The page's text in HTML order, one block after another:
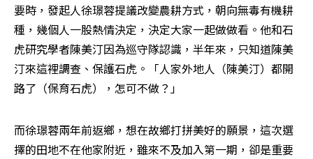
要時，發起人徐璟蓉提議改變農耕方式，朝向無毒有機耕
種，幾個人一股熱情決定，決定大家一起做做看。他和石
虎研究學者陳美汀因為巡守隊認識，半年來，只知道陳美
汀來這裡調查、保護石虎。「人家外地人（陳美汀）都開
路了（保育石虎），怎可不做？」
而徐璟蓉兩年前返鄉，想在故鄉打拼美好的願景，這次選
擇的田地不在他家附近，雖來不及加入第一期，卻是重要